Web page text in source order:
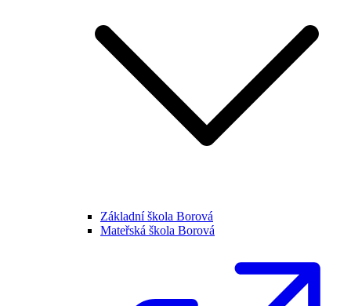
Základní škola Borová
Mateřská škola Borová